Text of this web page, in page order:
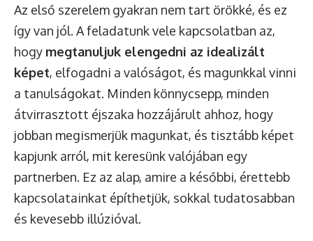
Az első szerelem gyakran nem tart örökké, és ez
így van jól. A feladatunk vele kapcsolatban az,
hogy megtanuljuk elengedni az idealizált
képet, elfogadni a valóságot, és magunkkal vinni
a tanulságokat. Minden könnycsepp, minden
átvirrasztott éjszaka hozzájárult ahhoz, hogy
jobban megismerjük magunkat, és tisztább képet
kapjunk arról, mit keresünk valójában egy
partnerben. Ez az alap, amire a későbbi, érettebb
kapcsolatainkat építhetjük, sokkal tudatosabban
és kevesebb illúzióval.